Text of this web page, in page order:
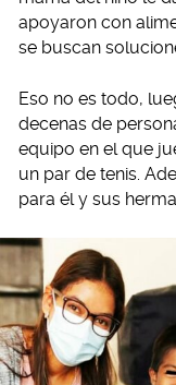
apoyaron con
se buscan
Eso no es todo,
decenas de
equipo en el que
un par de tenis.
para él y sus